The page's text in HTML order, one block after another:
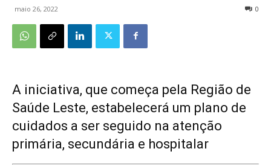
maio 26, 2022 0
A iniciativa, que começa pela Região de
Saúde Leste, estabelecerá um plano de
cuidados a ser seguido na atenção
primária, secundária e hospitalar